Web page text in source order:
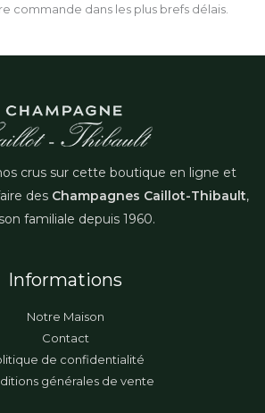
commande dans les plus brefs délais.
crus sur cette boutique en ligne et
des Champagnes Caillot-Thibault,
familiale depuis 1960.
Informations
Notre Maison
Contact
de confidentialité
générales de vente